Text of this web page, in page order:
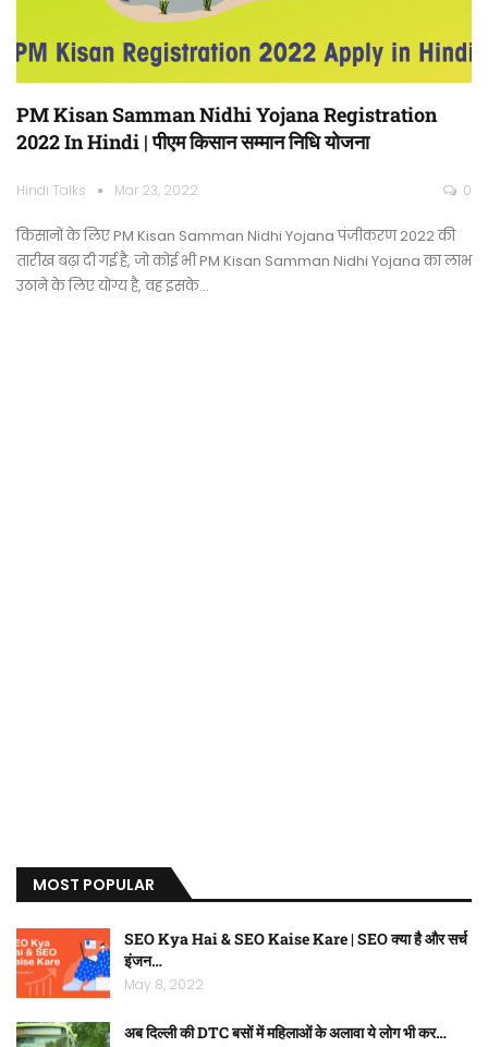
PM Kisan Samman Nidhi Yojana Registration
2022 In Hindi | पीएम किसान सम्मान निधि योजना
Hindi Talks Mar 23, 2022 0
किसानों के लिए PM Kisan Samman Nidhi Yojana पंजीकरण 2022 की
तारीख बढ़ा दी गई है, जो कोई भी PM Kisan Samman Nidhi Yojana का लाभ
उठाने के लिए योग्य है, वह इसके…
MOST POPULAR
SEO Kya Hai & SEO Kaise Kare | SEO क्या है और सर्च
इंजन…
May 8, 2022
अब दिल्ली की DTC बसों में महिलाओं के अलावा ये लोग भी कर…